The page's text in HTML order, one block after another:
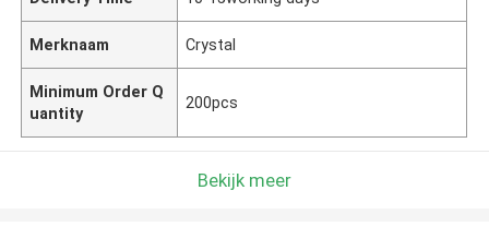
Merknaam Crystal
Minimum Order Q
uantity
200pcs
Bekijk meer